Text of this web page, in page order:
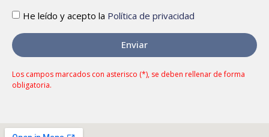
He leído y acepto la Política de privacidad
Enviar
Los campos marcados con asterisco (*), se deben rellenar de forma
obligatoria.